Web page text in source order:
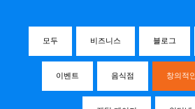
모두 비즈니스 블로그
이벤트 음식점 창의적